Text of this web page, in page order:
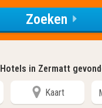
Zoeken
Hotels in Zermatt
Kaart